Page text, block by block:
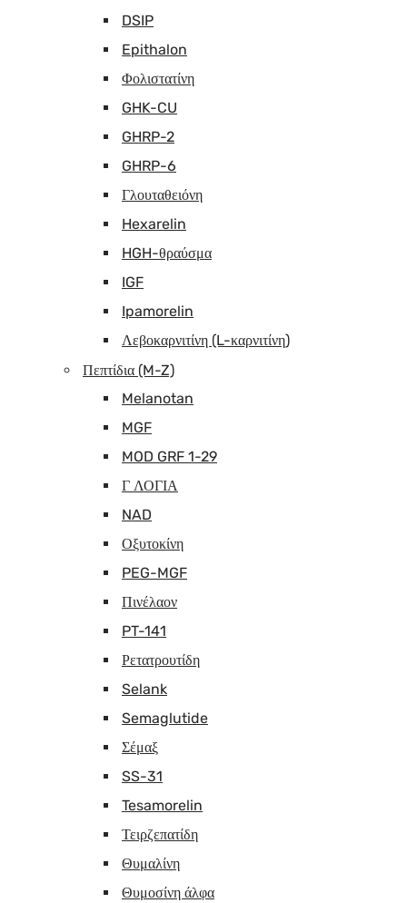
DSIP
Epithalon
Φολιστατίνη
GHK-CU
GHRP-2
GHRP-6
Γλουταθειόνη
Hexarelin
HGH-θραύσμα
IGF
Ipamorelin
Λεβοκαρνιτίνη (L-καρνιτίνη)
Πεπτίδια (M-Z)
Melanotan
MGF
MOD GRF 1-29
Γ ΛΟΓΙΑ
NAD
Οξυτοκίνη
PEG-MGF
Πινέλαον
PT-141
Ρετατρουτίδη
Selank
Semaglutide
Σέμαξ
SS-31
Tesamorelin
Τειρζεπατίδη
Θυμαλίνη
Θυμοσίνη άλφα